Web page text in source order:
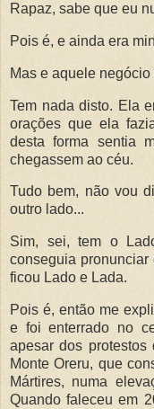
Rapaz, sabe que eu
Pois é, e ainda era
Mas e aquele
Tem nada disto. Ela
orações que ela
desta forma sentia
chegassem ao céu.
Tudo bem, não vou
outro lado...
Sim, sei, tem o
conseguia
ficou Lado e Lada.
Pois é, então me
e foi enterrado no
apesar dos
Monte Oreru, que
Mártires, numa
Quando faleceu em